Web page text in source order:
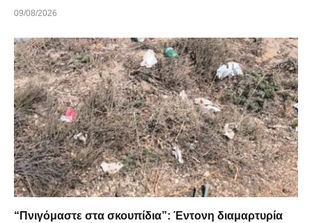
09/08/2026
“Πνιγόμαστε στα σκουπίδια”: Έντονη διαμαρτυρία